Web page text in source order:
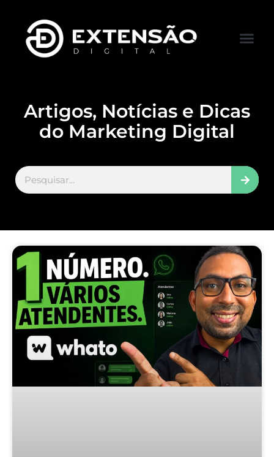
Artigos, Notícias e Dicas
do Marketing Digital